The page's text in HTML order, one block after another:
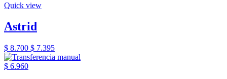
Quick view
Astrid
$ 8.700 $ 7.395
$ 6.960